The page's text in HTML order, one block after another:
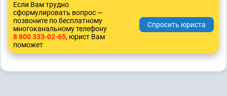
Если Вам трудно
сформулировать вопрос —
позвоните по бесплатному
многоканальному телефону
8 800 333-02-65, юрист Вам
поможет